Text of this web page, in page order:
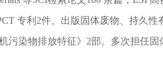
专利2件。出版固体废物、持久性
污染物排放特征》2部。多次担任